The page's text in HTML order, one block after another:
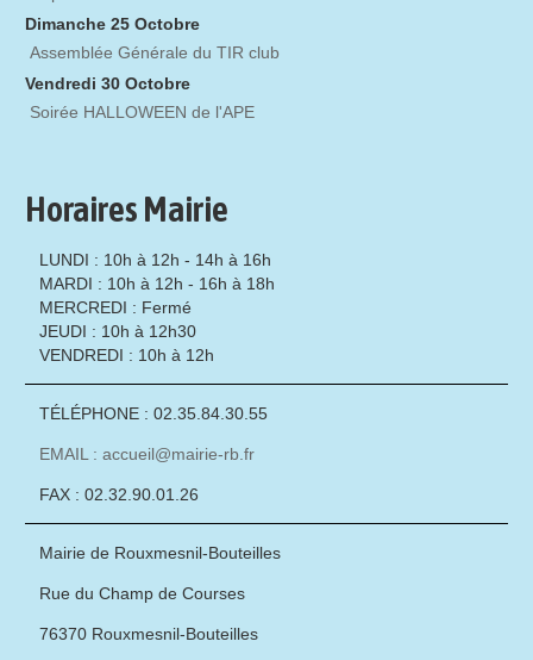
Dimanche 25 Octobre
Assemblée Générale du TIR club
Vendredi 30 Octobre
Soirée HALLOWEEN de l'APE
Horaires Mairie
LUNDI : 10h à 12h - 14h à 16h
MARDI : 10h à 12h - 16h à 18h
MERCREDI : Fermé
JEUDI : 10h à 12h30
VENDREDI : 10h à 12h
TÉLÉPHONE : 02.35.84.30.55
EMAIL : accueil@mairie-rb.fr
FAX : 02.32.90.01.26
Mairie de Rouxmesnil-Bouteilles
Rue du Champ de Courses
76370 Rouxmesnil-Bouteilles